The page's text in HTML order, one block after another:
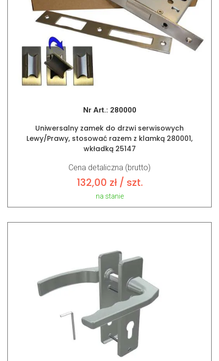
Nr Art.: 280000
Uniwersalny zamek do drzwi serwisowych
Lewy/Prawy, stosować razem z klamką 280001,
wkładką 25147
Cena detaliczna (brutto)
132,00 zł/ szt.
na stanie